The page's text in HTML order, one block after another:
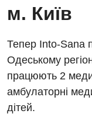
Офтальмологічне
Проктологія
Пульмонологія
Ревматологія
м. Київ
Тепер Into-Sana
Одеському
працюють 2
амбулаторні
дітей.